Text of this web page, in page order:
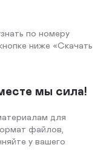
по номеру
ниже «Скачать
мы сила!
для
файлов,
у вашего